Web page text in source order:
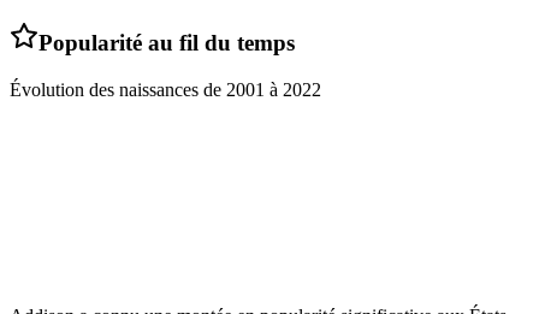
Popularité au fil du temps
Évolution des naissances de 2001 à 2022